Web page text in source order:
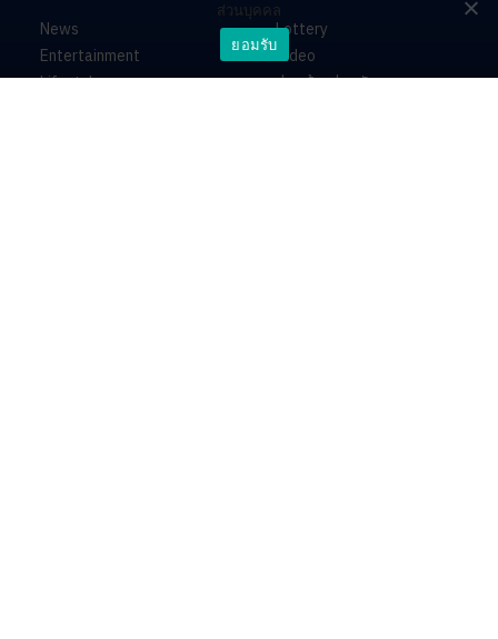
News
Entertainment
Lifestyle
Lottery
Video
ร่วมด้วยช่วยกัน
ส่วนบุคคล
ยอมรับ